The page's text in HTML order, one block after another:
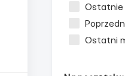
Ostatnie
Ostatni